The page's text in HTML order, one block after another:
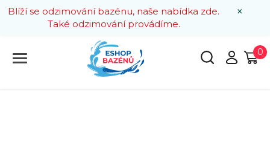
×
Blíží se odzimování bazénu, naše nabídka zde.
Také odzimování provádíme.
0